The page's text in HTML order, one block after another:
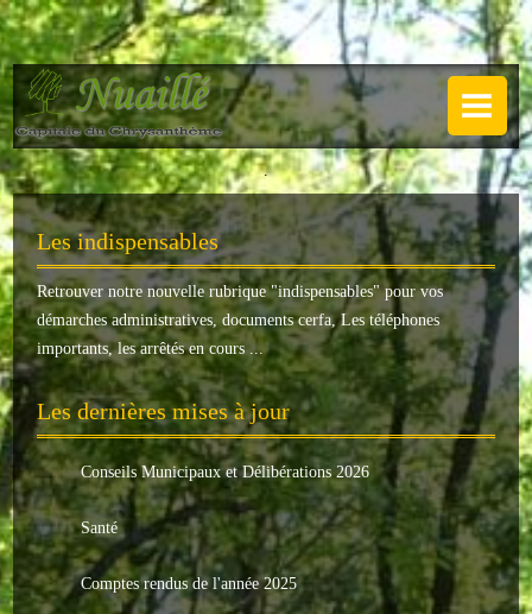
NUAILLÉ
Plan de Nuaillé
Sentiers pédestres
Guide annuel
Histoire
Galerie
LA MAIRIE
Horaires
Agence postale
Le conseil municipal
Les élus
.
Les indispensables
Retrouver notre nouvelle rubrique "indispensables" pour vos
démarches administratives, documents cerfa, Les téléphones
importants, les arrêtés en cours ...
Les dernières mises à jour
Conseils Municipaux et Délibérations 2026
Santé
Comptes rendus de l'année 2025